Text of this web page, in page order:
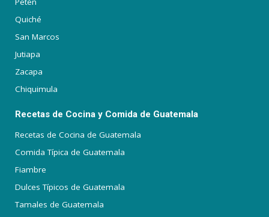
Quiché
San Marcos
Jutiapa
Zacapa
Chiquimula
Recetas de Cocina y Comida de Guatemala
Recetas de Cocina de Guatemala
Comida Típica de Guatemala
Fiambre
Dulces Típicos de Guatemala
Tamales de Guatemala